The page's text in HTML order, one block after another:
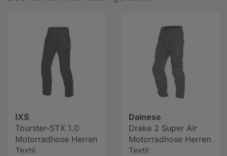
IXS
Tourster-STX 1.0
Motorradhose Herren
Textil
Dainese
Drake 2 Super Air
Motorradhose Herren
Textil